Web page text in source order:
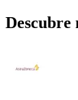
Descubre